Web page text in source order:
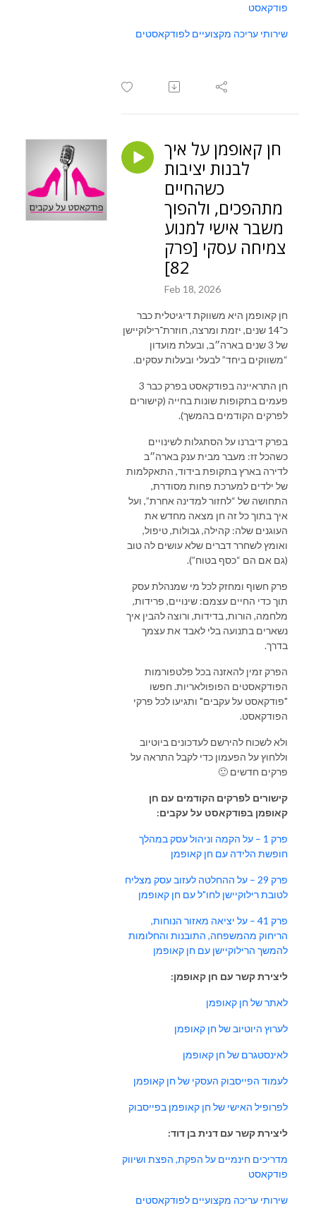
פודקאסט
שירותי עריכה מקצועיים לפודקאסטים
חן קאופמן על איך
לבנות יציבות
כשהחיים
מתהפכים, ולהפוך
משבר אישי למנוע
צמיחה עסקי [פרק
82]
Feb 18, 2026
חן קאופמן היא משווקת דיגיטלית כבר
כ־14 שנים, יזמת ומרצה, חוזרת־רילוקיישן
של 3 שנים בארה״ב, ובעלת מועדון
“משווקים ביחד” לבעלי ובעלות עסקים.
חן התראיינה בפודקאסט בפרק כבר 3
פעמים בתקופות שונות בחייה (קישורים
לפרקים הקודמים בהמשך).
בפרק דיברנו על הסתגלות לשינויים
כשהכל זז: מעבר מבית ענק בארה״ב
לדירה בארץ בתקופת בידוד, התאקלמות
של ילדים למערכת פחות מסודרת,
התחושה של “לחזור למדינה אחרת”, ועל
איך בתוך כל זה חן מצאה מחדש את
העוגנים שלה: קהילה, גבולות, טיפול,
ואומץ לשחרר דברים שלא עושים לה טוב
(גם אם הם “כסף בטוח”).
פרק חשוף ומחזק לכל מי שמנהלת עסק
תוך כדי החיים עצמם: שינויים, פרידות,
מלחמה, הורות, בדידות, ורוצה להבין איך
נשארים בתנועה בלי לאבד את עצמך
בדרך.
הפרק זמין להאזנה בכל פלטפורמות
הפודקאסטים הפופולאריות. חפשו
"פודקאסט על עקבים" ותגיעו לכל פרקי
הפודקאסט.
ולא לשכוח להירשם לעדכונים ביוטיוב
וללחוץ על הפעמון כדי לקבל התראה על
פרקים חדשים 🙂
קישורים לפרקים הקודמים עם חן
קאופמן בפודקאסט על עקבים:
פרק 1 – על הקמה וניהול עסק במהלך
חופשת הלידה עם חן קאופמן
פרק 29 – על ההחלטה לעזוב עסק מצליח
לטובת רילוקיישן לחו"ל עם חן קאופמן
פרק 41 – על יציאה מאזור הנוחות,
הריחוק מהמשפחה, התובנות והחלומות
להמשך הרילוקיישן עם חן קאופמן
ליצירת קשר עם חן קאופמן:
לאתר של חן קאופמן
לערוץ היוטיוב של חן קאופמן
לאינסטגרם של חן קאופמן
לעמוד הפייסבוק העסקי של חן קאופמן
לפרופיל האישי של חן קאופמן בפייסבוק
ליצירת קשר עם דנית בן דוד:
מדריכים חינמיים על הפקת, הפצת ושיווק
פודקאסט
שירותי עריכה מקצועיים לפודקאסטים